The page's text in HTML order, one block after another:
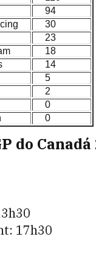
94
30
23
18
14
5
2
0
0
do Canadá
17h30